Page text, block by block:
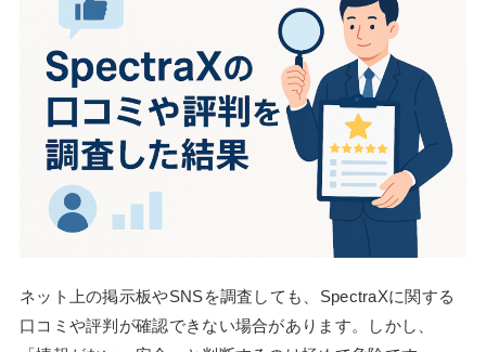
ネット上の掲示板やSNSを調査しても、SpectraXに関する
口コミや評判が確認できない場合があります。しかし、